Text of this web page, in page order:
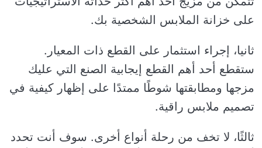
على خزانة الملابس الشخصية بك.
ثانيا، إجراء استثمار على القطع ذات المعيار.
ستقطع أحد أهم القطع إيجابية الصنع التي عليك
مزجها ومطابقتها شوطًا ممتدًا على إظهار كيفية في
تصميم ملابس راقية.
ثالثًا، لا تخف من رحلة أنواع أخرى. سوف أنت تحدد